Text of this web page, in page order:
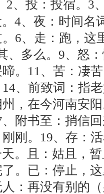
2、投：投宿。3
4、夜：时间名
。6、走：跑，
、多么。9、怒
。11、苦：凄
、前致词：指
，在今河南安
附书至：捎信
刚。19、存：
。且：姑且，
。已：停止，
：再没有别的